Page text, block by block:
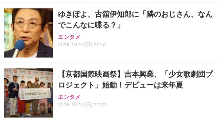
ゆきぽよ、古舘伊知郎に「隣のおじさん、なん
でこんなに喋る？」
エンタメ
2018.10.14(日) 12:51
【京都国際映画祭】吉本興業、「少女歌劇団プ
ロジェクト」始動！デビューは来年夏
エンタメ
2018.10.14(日) 11:21